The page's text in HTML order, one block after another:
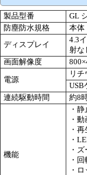
製品型番
GL
防塵防水規格
本体
ディスプレイ
4.3
射な
画面解像度
電源
リ
USB
連続駆動時間
約8
機能
・
・
・再
・
・
・回
・